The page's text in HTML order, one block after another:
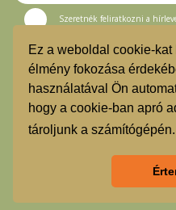
Ez a weboldal cookie-
élmény fokozása
használatával Ön
hogy a cookie-ban apró
tároljunk a számítógépén.
Szeretnék feliratkozni a
© Komáromi
Hírlevél